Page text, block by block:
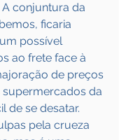
conjuntura da
ficaria
possível
ao frete face à
de preços
da
de se desatar.
pela crueza